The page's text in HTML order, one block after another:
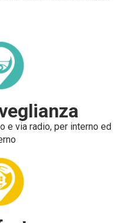
e via radio, per interno ed